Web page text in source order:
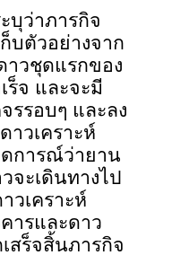
บุว่าภารกิจ
บตัวอย่างจาก
าวชุดแรกของ
ร็จ และจะมี
รรอบๆ และลง
าวเคราะห์
การณ์ว่ายาน
จะเดินทางไป
วเคราะห์
ารและดาว
สร็จสิ้นภารกิจ